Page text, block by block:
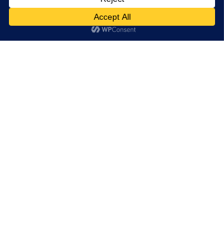
059-261-8130
営業時間 / 16:00～22:00（土日定休）